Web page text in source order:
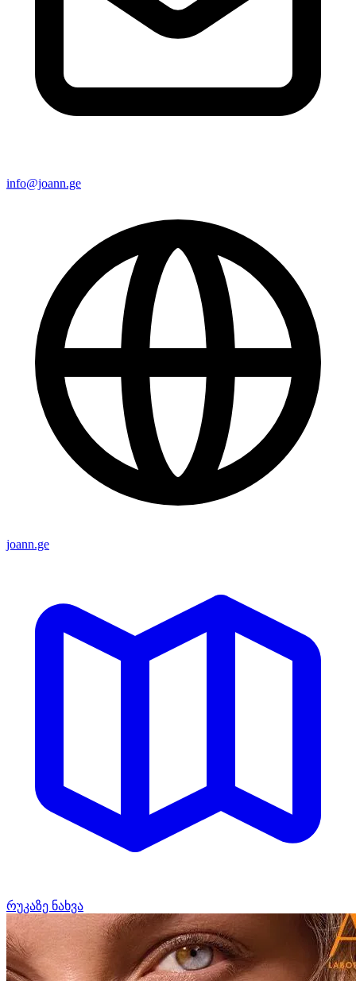
info@joann.ge
joann.ge
რუკაზე ნახვა